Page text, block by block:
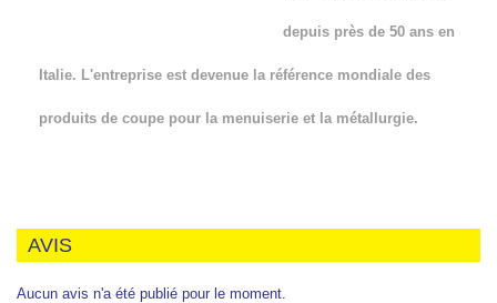
depuis près de 50 ans en
Italie. L'entreprise est devenue la référence mondiale des
produits de coupe pour la menuiserie et la métallurgie.
AVIS
Aucun avis n'a été publié pour le moment.